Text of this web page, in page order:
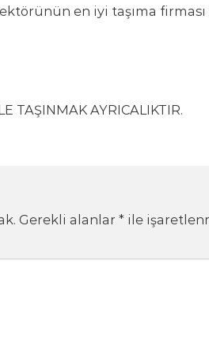
en iyi taşıma firması
TAŞINMAK AYRICALIKTIR.
Gerekli alanlar * ile